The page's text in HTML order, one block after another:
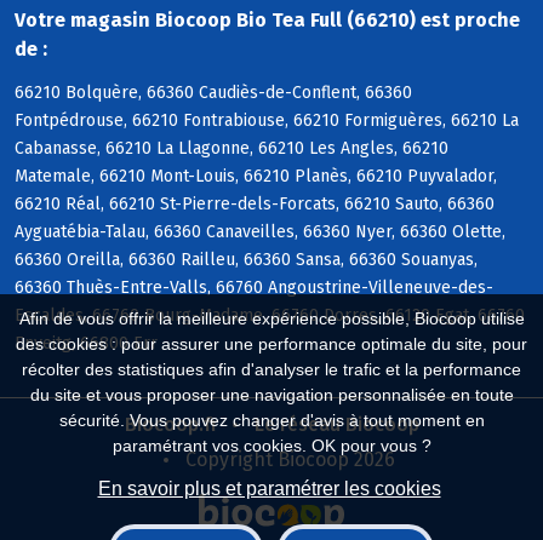
Afin de vous offrir la meilleure expérience possible, Biocoop utilise
des cookies : pour assurer une performance optimale du site, pour
récolter des statistiques afin d'analyser le trafic et la performance
du site et vous proposer une navigation personnalisée en toute
sécurité. Vous pouvez changer d'avis à tout moment en
paramétrant vos cookies. OK pour vous ?
En savoir plus et paramétrer les cookies
Votre magasin Biocoop Bio Tea Full (66210) est proche
de :
66210 Bolquère, 66360 Caudiès-de-Conflent, 66360
Fontpédrouse, 66210 Fontrabiouse, 66210 Formiguères, 66210 La
Cabanasse, 66210 La Llagonne, 66210 Les Angles, 66210
Matemale, 66210 Mont-Louis, 66210 Planès, 66210 Puyvalador,
66210 Réal, 66210 St-Pierre-dels-Forcats, 66210 Sauto, 66360
Ayguatébia-Talau, 66360 Canaveilles, 66360 Nyer, 66360 Olette,
66360 Oreilla, 66360 Railleu, 66360 Sansa, 66360 Souanyas,
66360 Thuès-Entre-Valls, 66760 Angoustrine-Villeneuve-des-
Escaldes, 66760 Bourg-Madame, 66760 Dorres, 66120 Egat, 66760
Enveitg, 66800 Err
Biocoop.fr
Le réseau Biocoop
Copyright Biocoop 2026